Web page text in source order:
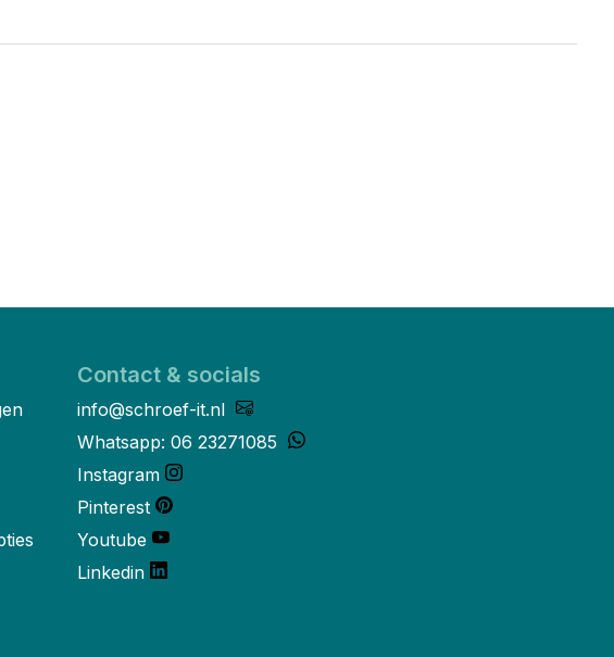
Contact & socials
info@schroef-it.nl
Whatsapp: 06 23271085
Instagram
Pinterest
Youtube
Linkedin